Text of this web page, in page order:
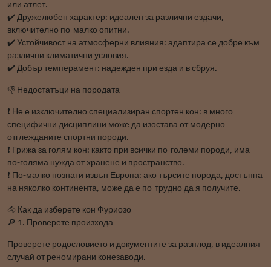
или атлет.
✔️ Дружелюбен характер: идеален за различни ездачи,
включително по-малко опитни.
✔️ Устойчивост на атмосферни влияния: адаптира се добре към
различни климатични условия.
✔️ Добър темперамент: надежден при езда и в сбруя.
👎 Недостатъци на породата
❗ Не е изключително специализиран спортен кон: в много
специфични дисциплини може да изостава от модерно
отглежданите спортни породи.
❗ Грижа за голям кон: както при всички по-големи породи, има
по-голяма нужда от хранене и пространство.
❗ По-малко познати извън Европа: ако търсите порода, достъпна
на няколко континента, може да е по-трудно да я получите.
🐴 Как да изберете кон Фуриозо
🔎 1. Проверете произхода
Проверете родословието и документите за разплод, в идеалния
случай от реномирани конезаводи.